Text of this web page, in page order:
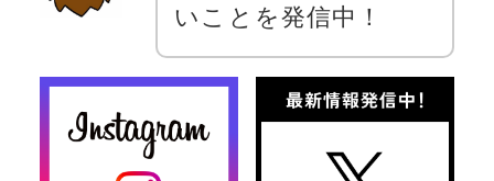
いことを発信中！